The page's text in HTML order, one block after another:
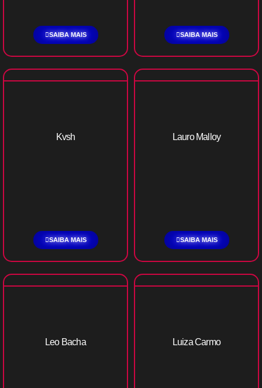
SAIBA MAIS SAIBA MAIS
Kvsh
SAIBA MAIS
Lauro Malloy
SAIBA MAIS
Leo Bacha Luiza Carmo